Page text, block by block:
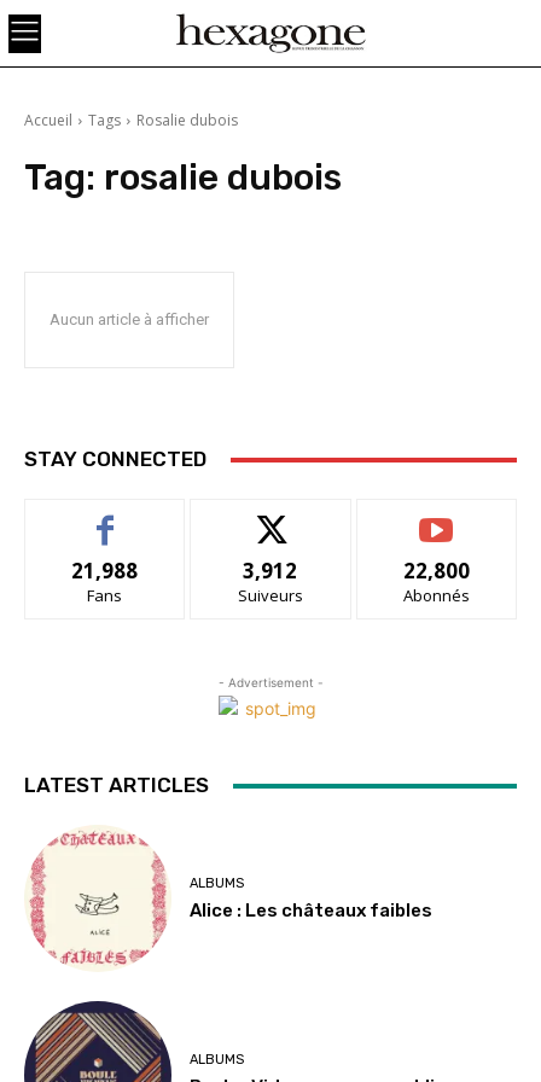
Accueil Tags Rosalie dubois
Tag: rosalie dubois
Aucun article à afficher
STAY CONNECTED
21,988
Fans
3,912
Suiveurs
22,800
Abonnés
- Advertisement -
LATEST ARTICLES
ALBUMS
Alice : Les châteaux faibles
ALBUMS